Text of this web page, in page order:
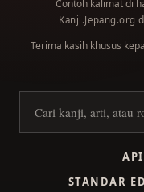
Contoh kalimat di
Kanji.Jepang.org
Terima kasih khusus
Cari kanji
API
STANDAR